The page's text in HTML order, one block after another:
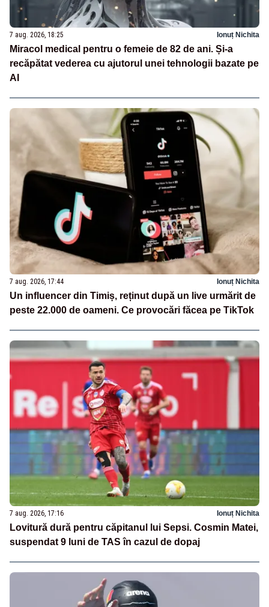
7 aug. 2026, 18:25 Ionuț Nichita
Miracol medical pentru o femeie de 82 de ani. Și-a
recăpătat vederea cu ajutorul unei tehnologii bazate pe
AI
7 aug. 2026, 17:44 Ionuț Nichita
Un influencer din Timiș, reținut după un live urmărit de
peste 22.000 de oameni. Ce provocări făcea pe TikTok
7 aug. 2026, 17:16 Ionuț Nichita
Lovitură dură pentru căpitanul lui Sepsi. Cosmin Matei,
suspendat 9 luni de TAS în cazul de dopaj